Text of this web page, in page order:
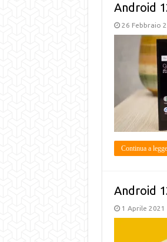
Android
26 Febbraio
Continua a
Android
1 Aprile 2021